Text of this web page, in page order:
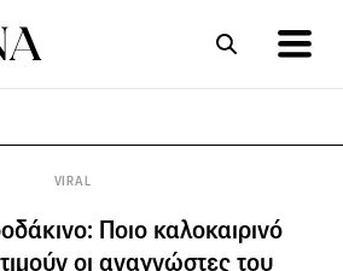
VIRAL
Ποιο καλοκαιρινό
οι αναγνώστες του